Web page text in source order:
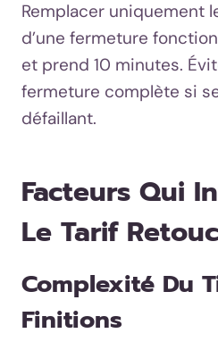
Remplacer uniquement
d’une fermeture
et prend 10 minutes.
fermeture complète si
défaillant.
Facteurs Qui
Le Tarif
Complexité Du
Finitions